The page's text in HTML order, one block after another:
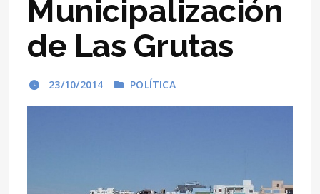
Municipalización
de Las Grutas
23/10/2014 POLÍTICA